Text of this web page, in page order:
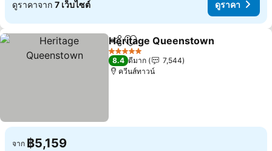
ดูราคาจาก 7 เว็บไซต์ ดูราคา
แชร์ เพิ่มในรายการโปรด
Heritage Queenstown
5 ดาว
8.4 ดีมาก
7,544
ควีนส์ทาวน์
จาก ฿5,159